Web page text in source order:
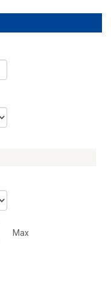
Max